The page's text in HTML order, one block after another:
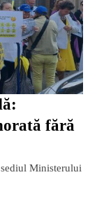
fără
Ministerului